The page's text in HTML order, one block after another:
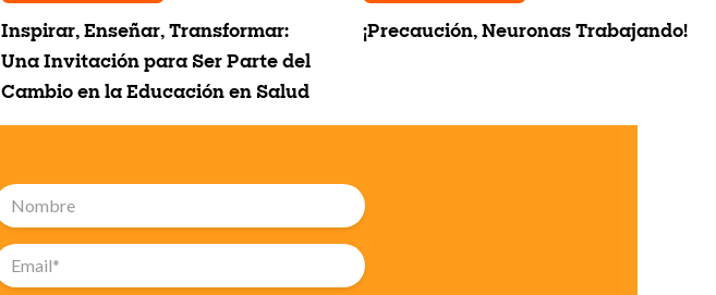
Inspirar, Enseñar, Transformar:
Una Invitación para Ser Parte del
Cambio en la Educación en Salud
¡Precaución, Neuronas Trabajando!